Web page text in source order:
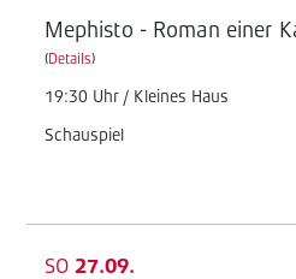
Mephisto - Roman einer
(Details)
19:30 Uhr / Kleines Haus
Schauspiel
SO 27.09.